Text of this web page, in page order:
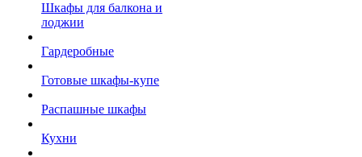
Шкафы для балкона и
лоджии
Гардеробные
Готовые шкафы-купе
Распашные шкафы
Кухни